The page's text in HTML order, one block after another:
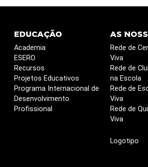
EDUCAÇÃO
Academia
ESERO
Recursos
Projetos Educativos
Programa Internacional de
Desenvolvimento
Profissional
AS
Rede de
Viva
Rede de
na Escola
Rede de
Viva
Rede de
Viva
Logotipo